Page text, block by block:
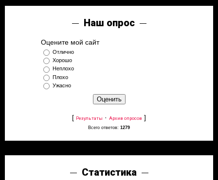
Наш опрос
Оцените мой сайт
Отлично
Хорошо
Неплохо
Плохо
Ужасно
[ Результаты · Архив опросов ]
Всего ответов: 1279
Статистика